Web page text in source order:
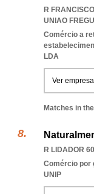
R
UNIAO
Comércio a
LDA
Ver empresa
Matches in
R LIDADOR
Comércio por
UNIP